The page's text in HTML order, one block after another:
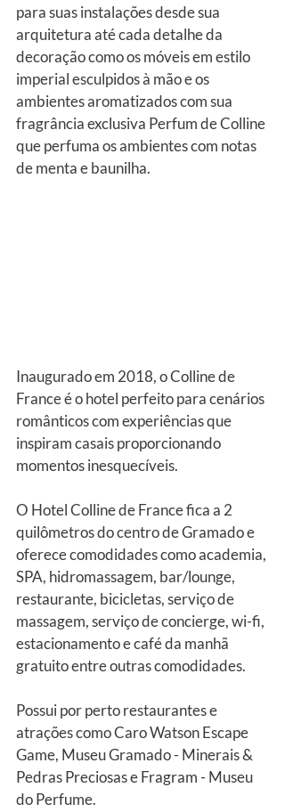
para suas instalações desde sua
arquitetura até cada detalhe da
decoração como os móveis em estilo
imperial esculpidos à mão e os
ambientes aromatizados com sua
fragrância exclusiva Perfum de Colline
que perfuma os ambientes com notas
de menta e baunilha.
Inaugurado em 2018, o Colline de
France é o hotel perfeito para cenários
românticos com experiências que
inspiram casais proporcionando
momentos inesquecíveis.
O Hotel Colline de France fica a 2
quilômetros do centro de Gramado e
oferece comodidades como academia,
SPA, hidromassagem, bar/lounge,
restaurante, bicicletas, serviço de
massagem, serviço de concierge, wi-fi,
estacionamento e café da manhã
gratuito entre outras comodidades.
Possui por perto restaurantes e
atrações como Caro Watson Escape
Game, Museu Gramado - Minerais &
Pedras Preciosas e Fragram - Museu
do Perfume.